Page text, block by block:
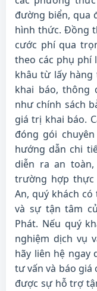
đường biển, qua
hình thức. Đồng
cước phí qua
theo các phụ phí
khâu từ lấy hàng
khai báo, thông
như chính sách
giá trị khai báo.
đóng gói
hướng dẫn chi
diễn ra an
trường hợp thực
An, quý khách
và sự tận tâm
Phát. Nếu quý
nghiệm dịch vụ
hãy liên hệ ngay
tư vấn và báo giá
được sự hỗ trợ